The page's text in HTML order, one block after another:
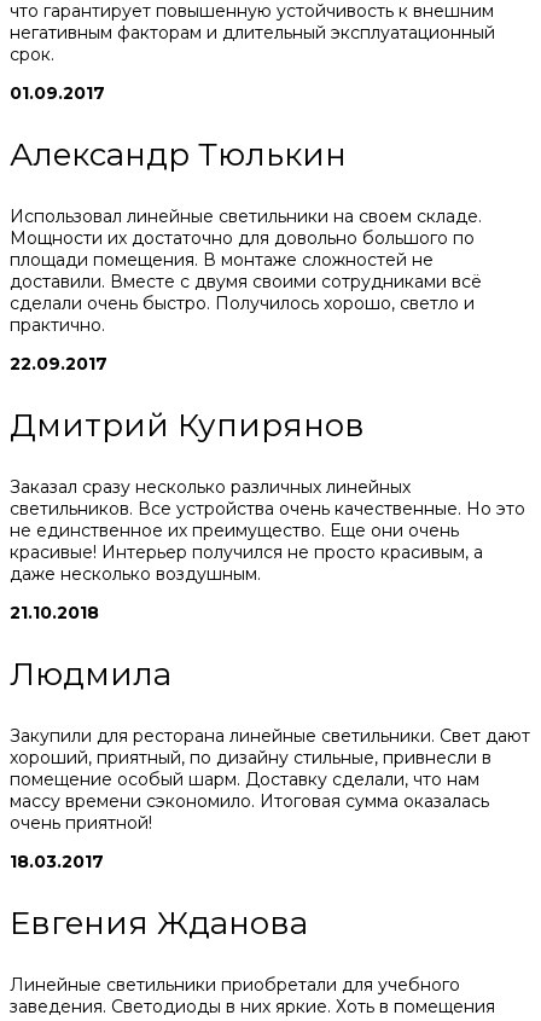
что гарантирует повышенную устойчивость к внешним
негативным факторам и длительный эксплуатационный
срок.
01.09.2017
Александр Тюлькин
Использовал линейные светильники на своем складе.
Мощности их достаточно для довольно большого по
площади помещения. В монтаже сложностей не
доставили. Вместе с двумя своими сотрудниками всё
сделали очень быстро. Получилось хорошо, светло и
практично.
22.09.2017
Дмитрий Купирянов
Заказал сразу несколько различных линейных
светильников. Все устройства очень качественные. Но это
не единственное их преимущество. Еще они очень
красивые! Интерьер получился не просто красивым, а
даже несколько воздушным.
21.10.2018
Людмила
Закупили для ресторана линейные светильники. Свет дают
хороший, приятный, по дизайну стильные, привнесли в
помещение особый шарм. Доставку сделали, что нам
массу времени сэкономило. Итоговая сумма оказалась
очень приятной!
18.03.2017
Евгения Жданова
Линейные светильники приобретали для учебного
заведения. Светодиоды в них яркие. Хоть в помещения